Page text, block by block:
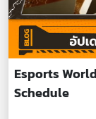
Esports
Schedule